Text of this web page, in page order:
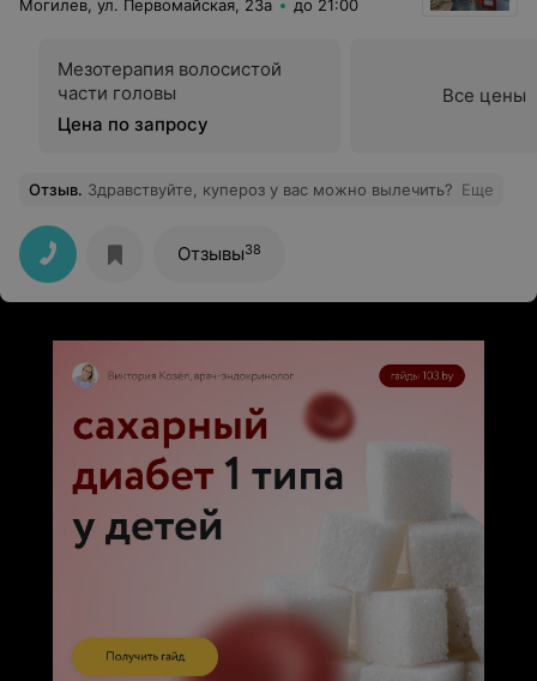
Могилев, ул. Первомайская, 23а до 21:00
Мезотерапия волосистой
части головы
Цена по запросу
Все цены
Отзыв. Здравствуйте, купероз у вас можно вылечить? Еще
Отзывы38